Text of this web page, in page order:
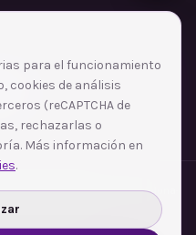
de Llobregat·Terrassa·Badalona
de Gramenet
para el funcionamiento
cookies de análisis
(reCAPTCHA de
rechazarlas o
Más información en
.